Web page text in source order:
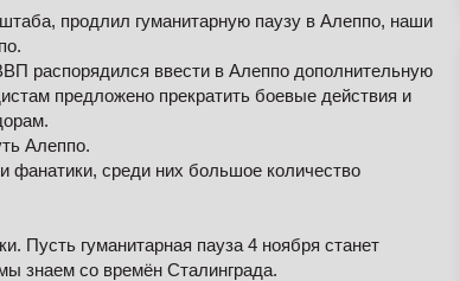
продлил гуманитарную паузу в Алеппо, наши
распорядился ввести в Алеппо дополнительную
предложено прекратить боевые действия и
Алеппо.
среди них большое количество
Пусть гуманитарная пауза 4 ноября станет
знаем со времён Сталинграда.